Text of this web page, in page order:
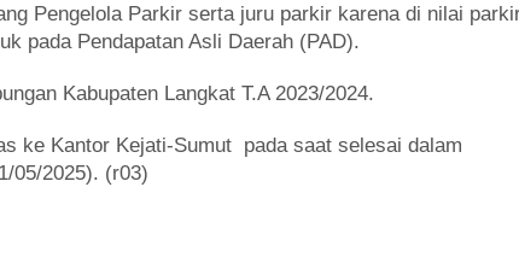
Pengelola Parkir serta juru parkir karena di nilai
pada Pendapatan Asli Daerah (PAD).
Kabupaten Langkat T.A 2023/2024.
ke Kantor Kejati-Sumut pada saat selesai dalam
05/2025). (r03)